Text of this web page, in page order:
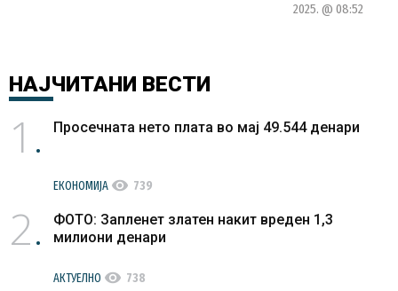
2025. @ 08:52
НАЈЧИТАНИ ВЕСТИ
1 Просечната нето плата во мај 49.544 денари
ЕКОНОМИЈА visibility 739
2
ФОТО: Запленет златен накит вреден 1,3
милиони денари
АКТУЕЛНО visibility 738